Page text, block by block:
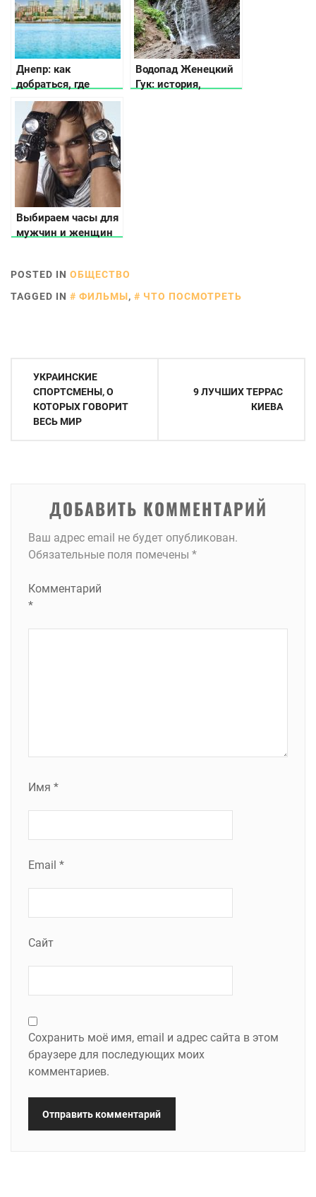
Днепр: как
добраться, где
остановиться, что
посмотреть
Водопад Женецкий
Гук: история,
Выбираем часы для
мужчин и женщин
POSTED IN ОБЩЕСТВО
TAGGED IN
ФИЛЬМЫ, ЧТО ПОСМОТРЕТЬ
Навигация
записям
УКРАИНСКИЕ
СПОРТСМЕНЫ, О
КОТОРЫХ ГОВОРИТ
ВЕСЬ МИР
9 ЛУЧШИХ ТЕРРАС
КИЕВА
ДОБАВИТЬ КОММЕНТАРИЙ
Ваш адрес email не будет опубликован.
Обязательные поля помечены *
Комментарий
*
Имя *
Email *
Сайт
Сохранить моё имя, email и адрес сайта в этом
браузере для последующих моих
комментариев.